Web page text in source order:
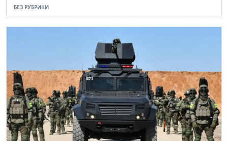
БЕЗ РУБРИКИ